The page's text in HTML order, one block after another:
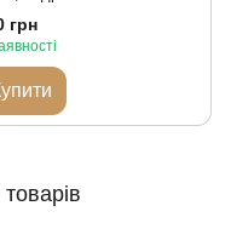
шкіри 100 g
грн